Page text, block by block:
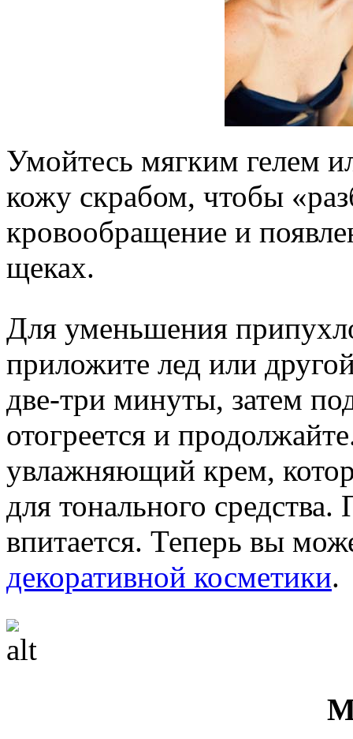
Умойтесь мягким гелем
кожу скрабом, чтобы
кровообращение и
щеках.
Для уменьшения
приложите лед или
две-три минуты, затем
отогреется и
увлажняющий крем,
для тонального
впитается. Теперь вы
декоративной косметики.